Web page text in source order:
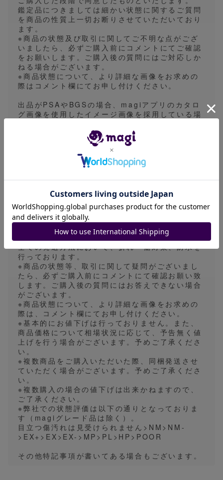
鑑定品につきましては細かい状態に関するご質問
を商品の性質上一切お断りさせていただいており
ます。
※商品の状態及び取引に関してご不明な点がござ
いましたら、必ずご購入前にコメントにてご確認
をお願いします。ご購入後の質問にはご対応しか
ねる場合がございます。
※商品状態について、より詳細な画像をお求めの
際はコメント欄にてお申し付けください。
出品がPSAやBGSの場合、magiアプリのカタロ
グ画像を使用したイメージ画像を採用している場
鑑定番号とは異なる出品や1edやアンリミなどの
バージョン違いとなる場合があります。細かなご
指定をいただくことができないため予めご了承く
※発送方法は普通郵便、ゆうパケット、ゆうパッ
ク、一般書留のいずれかで行います。基本的には
発送方法の指定は対応しておりませんので、あら
かじめご了承ください。
発送目安は5〜7日になっておりますが、平日の営
業日に発送業務を行っておりますので、実際は発
送目安より早く発送される場合がございます。
全ての発送方法において、折れ・傷対策、防水を
行っております。
※商品の状態等、取引に関して疑問がございまし
たら、必ずご購入前にコメントにて確認お願い致
します。ご購入後の質問にはお答えできない場合
がございます。
※商品状態について、より詳細な画像をお求めの
際は、コメント欄にてお申し付けください。
※基本的にお値下げは行っておりません。また、
商品価格について相場状況に応じて、予告無く値
上げを行う場合がございます。予めご了承くださ
い。
※複数商品をご購入いただいた際、同梱発送させ
ていただく場合がございます。予めご了承くださ
い。
※複数購入の場合の値下げは出来かねますので、
ご了承ください。
※弊社での状態評価は以下の通りとなっておりま
す（magiグレード品は除く）。
目立つ傷汚れは見受けられません>NM>NM-
>EX+>EX>EX->MP>PL>HP>POOR
その他特記事項が書いてある場合もございます。